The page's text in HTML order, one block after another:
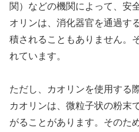
関）などの機関によって、安
オリンは、消化器官を通過す
積されることもありません。
れています。
ただし、カオリンを使用する
カオリンは、微粒子状の粉末
がることがあります。そのた